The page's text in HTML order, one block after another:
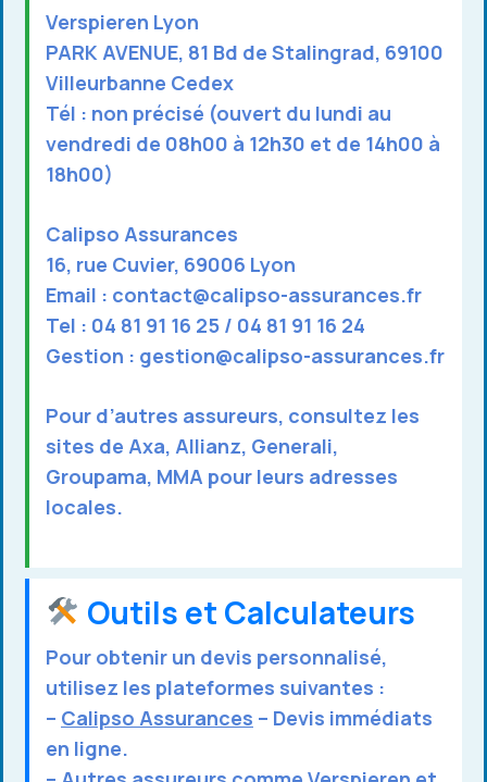
Verspieren Lyon
PARK AVENUE, 81 Bd de Stalingrad, 69100
Villeurbanne Cedex
Tél : non précisé (ouvert du lundi au
vendredi de 08h00 à 12h30 et de 14h00 à
18h00)
Calipso Assurances
16, rue Cuvier, 69006 Lyon
Email : contact@calipso-assurances.fr
Tel : 04 81 91 16 25 / 04 81 91 16 24
Gestion : gestion@calipso-assurances.fr
Pour d’autres assureurs, consultez les
sites de Axa, Allianz, Generali,
Groupama, MMA pour leurs adresses
locales.
Outils et Calculateurs
Pour obtenir un devis personnalisé,
utilisez les plateformes suivantes :
– Calipso Assurances – Devis immédiats
en ligne.